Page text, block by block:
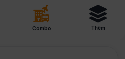
Combo Thêm